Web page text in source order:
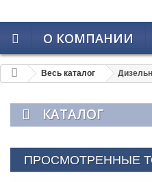
О КОМПАНИИ
Весь каталог
КАТАЛОГ
ПРОСМОТРЕННЫЕ